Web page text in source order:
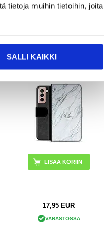
tietoja muihin tietoihin, joita
SALLI KAIKKI
VARASTOSSA
Samsung Galaxy S21 5G
Premium Lompakkokotelo
- Marmori
17,95 EUR
VARASTOSSA